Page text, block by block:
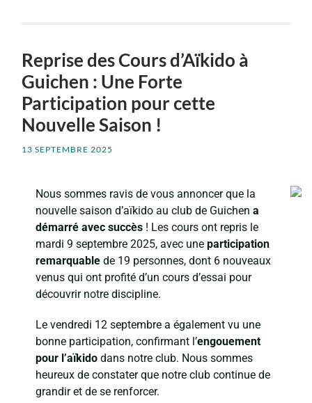
Reprise des Cours d’Aïkido à
Guichen : Une Forte
Participation pour cette
Nouvelle Saison !
13 SEPTEMBRE 2025
Nous sommes ravis de vous annoncer que la
nouvelle saison d’aïkido au club de Guichena
démarré avec succès ! Les cours ont repris le
mardi 9 septembre 2025, avec uneparticipation
remarquable de 19 personnes, dont 6 nouveaux
venus qui ont profité d’un cours d’essai pour
découvrir notre discipline.
Le vendredi 12 septembre a également vu une
bonne participation, confirmant l’engouement
pour l’aïkido dans notre club. Nous sommes
heureux de constater que notre club continue de
grandir et de se renforcer.